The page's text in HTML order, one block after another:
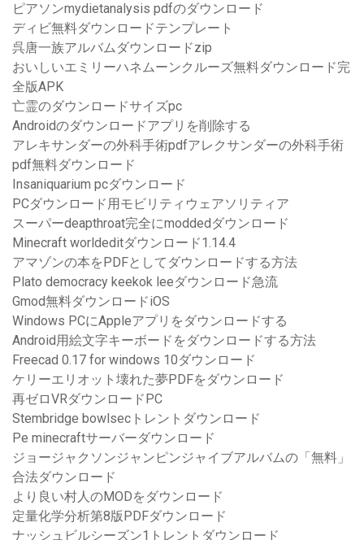
ピアソンmydietanalysis pdfのダウンロード
ディビ無料ダウンロードテンプレート
呉唐一族アルバムダウンロードzip
おいしいエミリーハネムーンクルーズ無料ダウンロード完
全版APK
亡霊のダウンロードサイズpc
Androidのダウンロードアプリを削除する
アレキサンダーの外科手術pdfアレクサンダーの外科手術
pdf無料ダウンロード
Insaniquarium pcダウンロード
PCダウンロード用モビリティウェアソリティア
スーパーdeapthroat完全にmoddedダウンロード
Minecraft worldeditダウンロード1.14.4
アマゾンの本をPDFとしてダウンロードする方法
Plato democracy keekok leeダウンロード急流
Gmod無料ダウンロードiOS
Windows PCにAppleアプリをダウンロードする
Android用絵文字キーボードをダウンロードする方法
Freecad 0.17 for windows 10ダウンロード
ケリーエリオット壊れた夢PDFをダウンロード
再ゼロVRダウンロードPC
Stembridge bowlsecトレントダウンロード
Pe minecraftサーバーダウンロード
ジョージャクソンジャンピンジャイブアルバムの「無料」
合法ダウンロード
より良い村人のMODをダウンロード
定量化学分析第8版PDFダウンロード
ナッシュビルシーズン1トレントダウンロード